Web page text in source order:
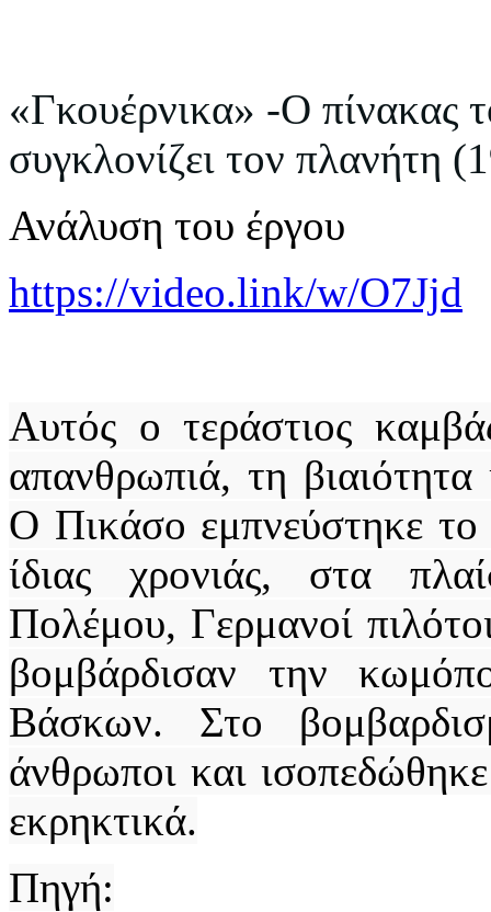
«Γκουέρνικα» -Ο πίνακας
συγκλονίζει τον πλανήτη
Ανάλυση του έργου
https://video.link/w/O7Jjd
Αυτός ο τεράστιος
απανθρωπιά, τη
Ο Πικάσο εμπνεύστηκε το
ίδιας χρονιάς, στα
Πολέμου, Γερμανοί
βομβάρδισαν την
Βάσκων. Στο
άνθρωποι και
εκρηκτικά.
Πηγή: